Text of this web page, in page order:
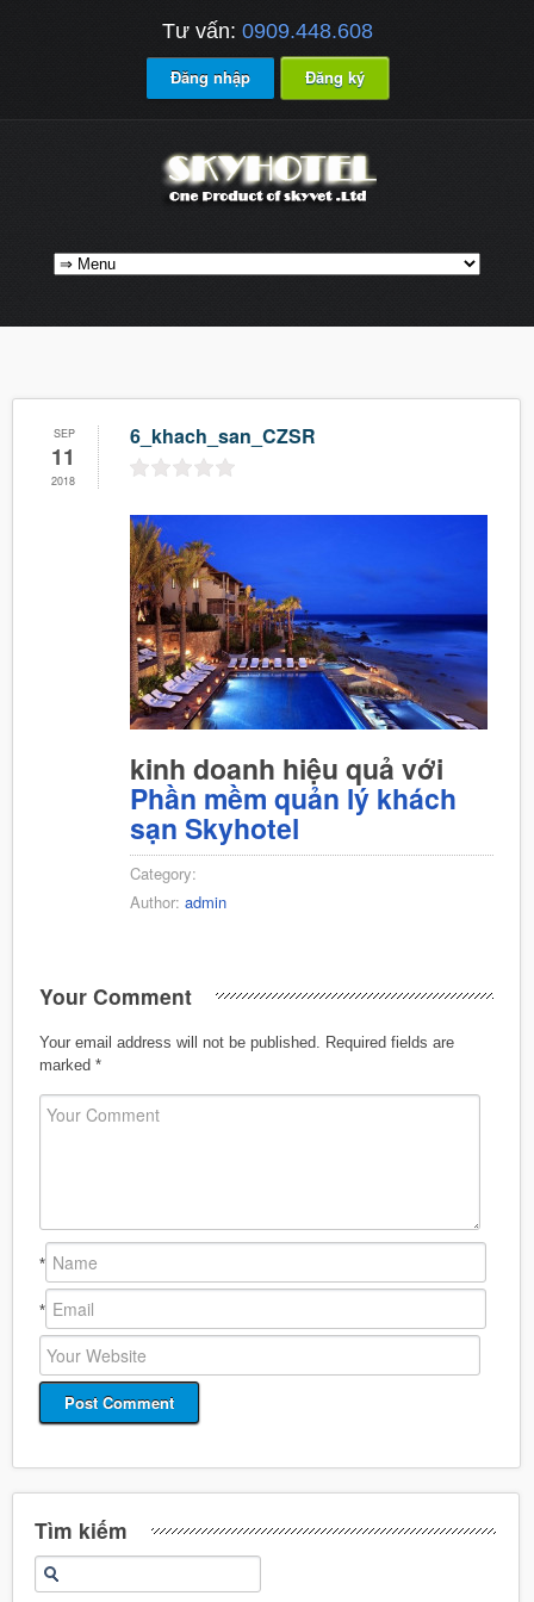
Tư vấn: 0909.448.608
Đăng nhập Đăng ký
SEP
11
2018
6_khach_san_CZSR
kinh doanh hiệu quả với
Phần mềm quản lý khách
sạn Skyhotel
Category:
Author: admin
Your Comment
Your email address will not be published.
Required fields are
marked *
*
*
Tìm kiếm